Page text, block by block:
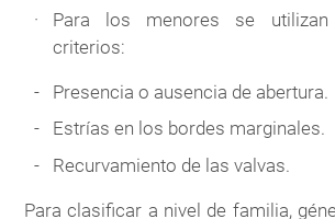
Para los menores se
criterios:
Presencia o ausencia de abertura.
Estrías en los bordes marginales.
Recurvamiento de las valvas.
Para clasificar a nivel de familia,